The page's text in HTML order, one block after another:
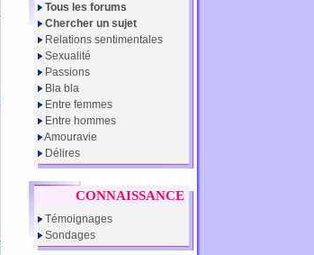
Tous les forums
Chercher un sujet
Relations sentimentales
Sexualité
Passions
Bla bla
Entre femmes
Entre hommes
Amouravie
Délires
CONNAISSANCE
Témoignages
Sondages